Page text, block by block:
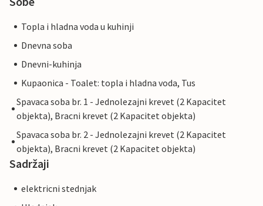
Topla i hladna voda u kuhinji
Dnevna soba
Dnevni-kuhinja
Kupaonica - Toalet: topla i hladna voda, Tus
Spavaca soba br. 1 - Jednolezajni krevet (2 Kapacitet
objekta), Bracni krevet (2 Kapacitet objekta)
Spavaca soba br. 2 - Jednolezajni krevet (2 Kapacitet
objekta), Bracni krevet (2 Kapacitet objekta)
Sadržaji
elektricni stednjak